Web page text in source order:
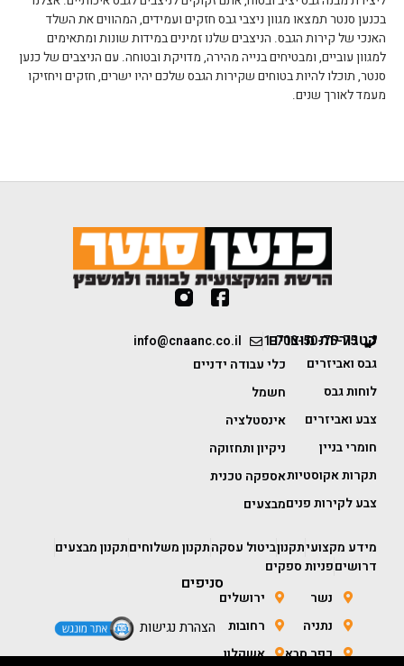
בכנען סנטר תמצאו מגוון ניצבי גבס חזקים ועמידים, המהווים את השלד
האנכי של קירות הגבס. הניצבים שלנו זמינים במידות שונות ומתאימים
למגוון עוביים, ומבטיחים בנייה מהירה, מדויקת ובטוחה. עם הניצבים של כנען
סנטר, תוכלו להיות בטוחים שקירות הגבס שלכם יהיו ישרים, חזקים ויחזיקו
מעמד לאורך שנים.
1-700-50-75-75
info@cnaanc.co.il קטגוריות מוצרים
גבס ואביזרים
לוחות גבס
צבע ואביזרים
חומרי בניין
תקרות אקוסטיות
צבע לקירות פנים
כלי עבודה ידניים
חשמל
אינסטלציה
ניקיון ותחזוקה
אספקה טכנית
מבצעים
מידע מקצועיתקנוןביטול עסקהתקנון משלוחיםתקנון מבצעים
דרושיםפניות ספקים
סניפים
נשר
נתניה
כפר סבא
ירושלים
רחובות
אשקלון
הצהרת נגישות